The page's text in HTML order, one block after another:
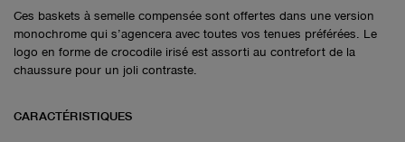
Ces baskets à semelle compensée sont offertes dans une version
monochrome qui s’agencera avec toutes vos tenues préférées. Le
logo en forme de crocodile irisé est assorti au contrefort de la
chaussure pour un joli contraste.
CARACTÉRISTIQUES